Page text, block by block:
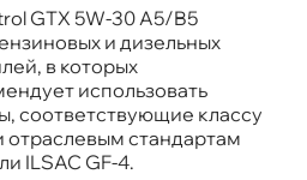
GTX 5W-30 A5/B5
и дизельных
в которых
использовать
соответствующие классу
отраслевым стандартам
ILSAC GF-4.
B5 API SN/CF ILSAC GF-4